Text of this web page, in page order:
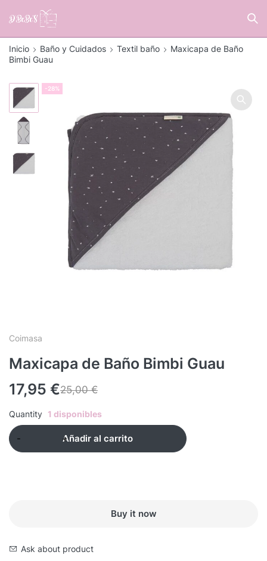
Inicio Baño y Cuidados Textil baño
Maxicapa de Baño
Bimbi Guau
-28%
Coimasa
Maxicapa de Baño Bimbi Guau
25,00€
17,95 €
Quantity 1 disponibles
Añadir al carrito
Buy it now
Ask about product